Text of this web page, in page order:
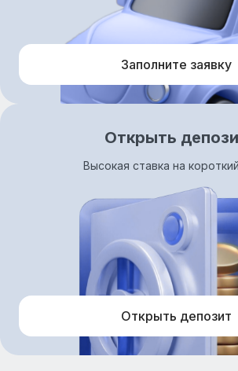
Заполните заявку
Открыть
Высокая ставка на
Открыть депозит